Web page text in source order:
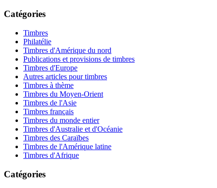
Catégories
Timbres
Philatélie
Timbres d'Amérique du nord
Publications et provisions de timbres
Timbres d'Europe
Autres articles pour timbres
Timbres à thème
Timbres du Moyen-Orient
Timbres de l'Asie
Timbres français
Timbres du monde entier
Timbres d'Australie et d'Océanie
Timbres des Caraïbes
Timbres de l'Amérique latine
Timbres d'Afrique
Catégories